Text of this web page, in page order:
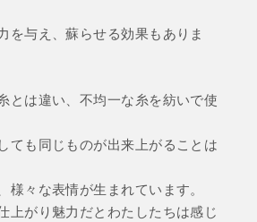
を与え、蘇らせる効果もありま
とは違い、不均一な糸を紡いで使
ても同じものが出来上がることは
様々な表情が生まれています。
上がり魅力だとわたしたちは感じ